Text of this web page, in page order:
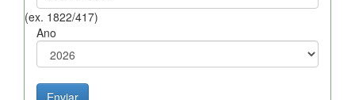
(ex. 1822/417)
Ano